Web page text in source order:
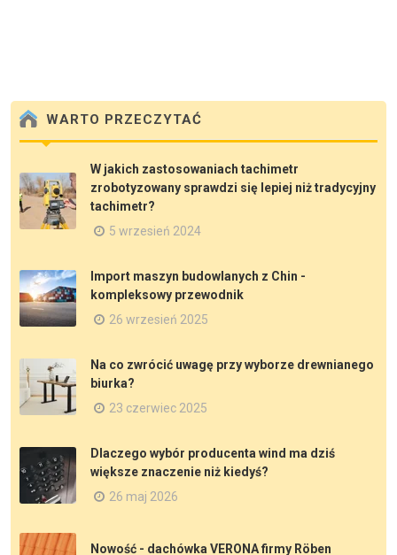
WARTO PRZECZYTAĆ
W jakich zastosowaniach tachimetr
zrobotyzowany sprawdzi się lepiej niż tradycyjny
tachimetr?
5 wrzesień 2024
Import maszyn budowlanych z Chin -
kompleksowy przewodnik
26 wrzesień 2025
Na co zwrócić uwagę przy wyborze drewnianego
biurka?
23 czerwiec 2025
Dlaczego wybór producenta wind ma dziś
większe znaczenie niż kiedyś?
26 maj 2026
Nowość - dachówka VERONA firmy Röben